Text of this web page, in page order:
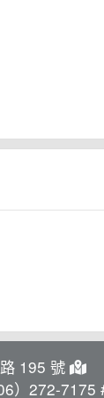
195 號
）272-7175